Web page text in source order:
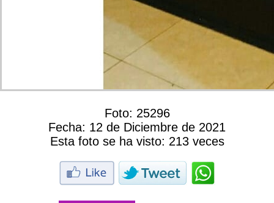
Foto: 25296
Fecha: 12 de Diciembre de 2021
Esta foto se ha visto: 213 veces